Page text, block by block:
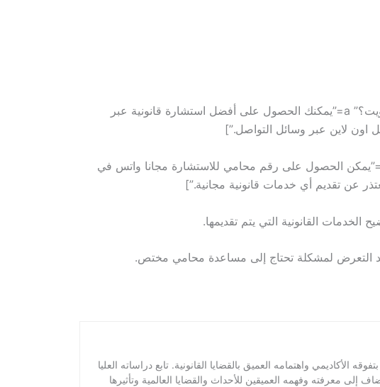
[QA q=”كيف احصل على استشارة قانونية في الكويت؟” qfull=”كيف احصل على استشارة قانونية في الكويت؟” a=”يمكنك الحصول على أفضل استشارة قانونية عبر
اون لاين عبر وسائل التواصل.”]
[QA q=”هل يوجد محامي للاستشارة مجانا الكويت؟” qfull=”هل يوجد محامي للاستشارة مجانا الكويت؟” a=”يمكن الحصول على رقم محامي للاستشارة مجانا واتس في
عن تقديم أي خدمات قانونية مجانية.”]
القانونية التي يتم تقديمها.
التعرض لمشكلة تحتاج إلى مساعدة محامي مختص.
واهتمامه العميق بالقضايا القانونية. تابع دراساته العليا
معرفته وفهمه العميقين للأحداث والقضايا العالمية وتأثيرها